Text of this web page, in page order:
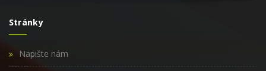
Stránky
Napište nám